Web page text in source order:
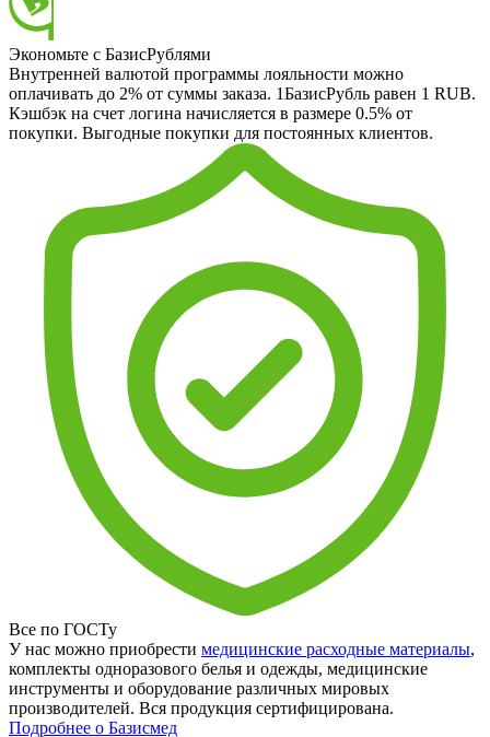
Экономьте с БазисРублями
Внутренней валютой программы лояльности можно
оплачивать до 2% от суммы заказа. 1БазисРубль равен 1 RUB.
Кэшбэк на счет логина начисляется в размере 0.5% от
покупки. Выгодные покупки для постоянных клиентов.
Все по ГОСТу
У нас можно приобрести медицинские расходные материалы,
комплекты одноразового белья и одежды, медицинские
инструменты и оборудование различных мировых
производителей. Вся продукция сертифицирована.
Подробнее о Базисмед